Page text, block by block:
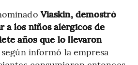
Viaskin, demostró
a los niños alérgicos de
años que lo llevaron
según informó la empresa